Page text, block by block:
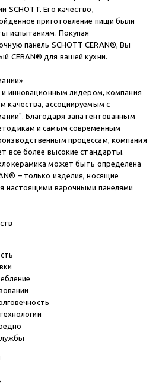
SCHOTT. Его качество,
приготовление пищи были
испытаниям. Покупая
панель SCHOTT CERAN®, Вы
CERAN® для вашей кухни.
и инновационным лидером, компания
качества, ассоциируемым с
Благодаря запатентованным
и самым современным
процессам, компания
всё более высокие стандарты.
может быть определена
– только изделия, носящие
настоящими варочными панелями